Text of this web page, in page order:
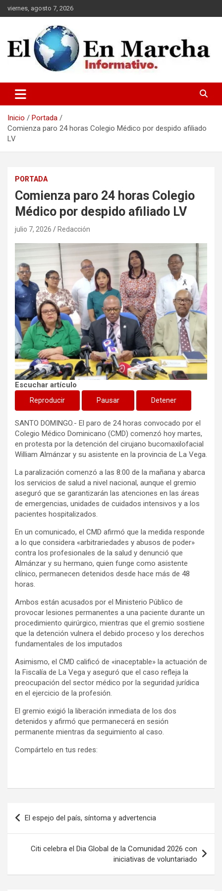
Saltar
al
viernes, agosto 7, 2026
elmundoenmarcha.net
Inicio
Portada
Comienza paro 24 horas Colegio Médico por despido afiliado
LV
PORTADA
Comienza paro 24 horas Colegio
Médico por despido afiliado LV
julio 7, 2026 Redacción
Escuchar artículo
Reproducir
Pausar Detener
SANTO DOMINGO.- El paro de 24 horas convocado por el
Colegio Médico Dominicano (CMD) comenzó hoy martes,
en protesta por la detención del cirujano bucomaxilofacial
William Almánzar y su asistente en la provincia de La Vega.
La paralización comenzó a las 8:00 de la mañana y abarca
los servicios de salud a nivel nacional, aunque el gremio
aseguró que se garantizarán las atenciones en las áreas
de emergencias, unidades de cuidados intensivos y a los
pacientes hospitalizados.
En un comunicado, el CMD afirmó que la medida responde
a lo que considera «arbitrariedades y abusos de poder»
contra los profesionales de la salud y denunció que
Almánzar y su hermano, quien funge como asistente
clínico, permanecen detenidos desde hace más de 48
horas.
Ambos están acusados por el Ministerio Público de
provocar lesiones permanentes a una paciente durante un
procedimiento quirúrgico, mientras que el gremio sostiene
que la detención vulnera el debido proceso y los derechos
fundamentales de los imputados
Asimismo, el CMD calificó de «inaceptable» la actuación de
la Fiscalía de La Vega y aseguró que el caso refleja la
preocupación del sector médico por la seguridad jurídica
en el ejercicio de la profesión.
El gremio exigió la liberación inmediata de los dos
detenidos y afirmó que permanecerá en sesión
permanente mientras da seguimiento al caso.
Compártelo en tus redes:
Navegación
de
entradas
El espejo del país, síntoma y advertencia
Citi celebra el Dia Global de la Comunidad 2026 con
iniciativas de voluntariado